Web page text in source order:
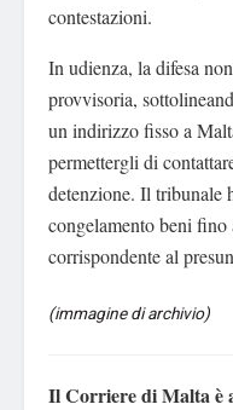
contestazioni.
In udienza, la difesa
provvisoria,
un indirizzo fisso a
permettergli di
detenzione. Il tribunale
congelamento beni
corrispondente al
(immagine di archivio)
Il Corriere di Malta è